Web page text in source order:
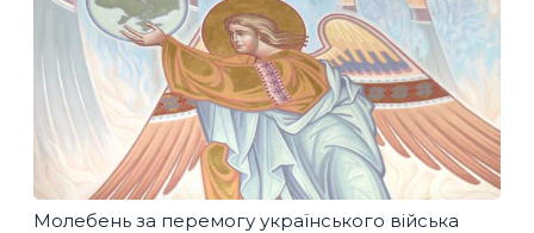
Молебень за перемогу українського війська